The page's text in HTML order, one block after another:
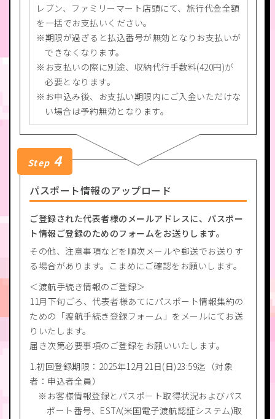
レブン、ファミリーマート店頭にて、旅行代金全額
を一括でお支払いください。
期限が過ぎると払込番号が無効となりお支払いが
できなくなります。
お支払いの際に別途、収納代行手数料(420円)が
必要となります。
お申込み後、お支払い期限内にご入金いただけな
い場合は予約無効となります。
Step 4
パスポート情報のアップロード
ご登録された代表者様のメールアドレスに、パスポー
ト情報ご登録のためのフォームをお送りします。
その他、注意事項などを順次メールや郵送でお送りす
る場合があります。こまめにご確認をお願いします。
＜渡航手続き情報のご登録＞
11月下旬ごろ、代表者様あてにパスポート情報集約の
ための「渡航手続き登録フォーム」をメールにてお送
りいたします。
届き次第必要事項のご登録をお願いいたします。
1.初回登録期限：2025年12月21日(日)23:59迄（対象
者：申込者全員）
お客様情報登録とパスポート取得状況およびパス
ポート番号、ESTA(米国電子渡航認証システム)取